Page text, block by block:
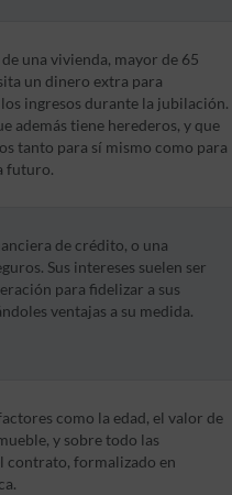
una vivienda, mayor de 65
un dinero extra para
ingresos durante la jubilación.
además tiene herederos, y que
tanto para sí mismo como para
futuro.
de crédito, o una
Sus intereses suelen ser
para fidelizar a sus
ventajas a su medida.
como la edad, el valor de
y sobre todo las
contrato, formalizado en